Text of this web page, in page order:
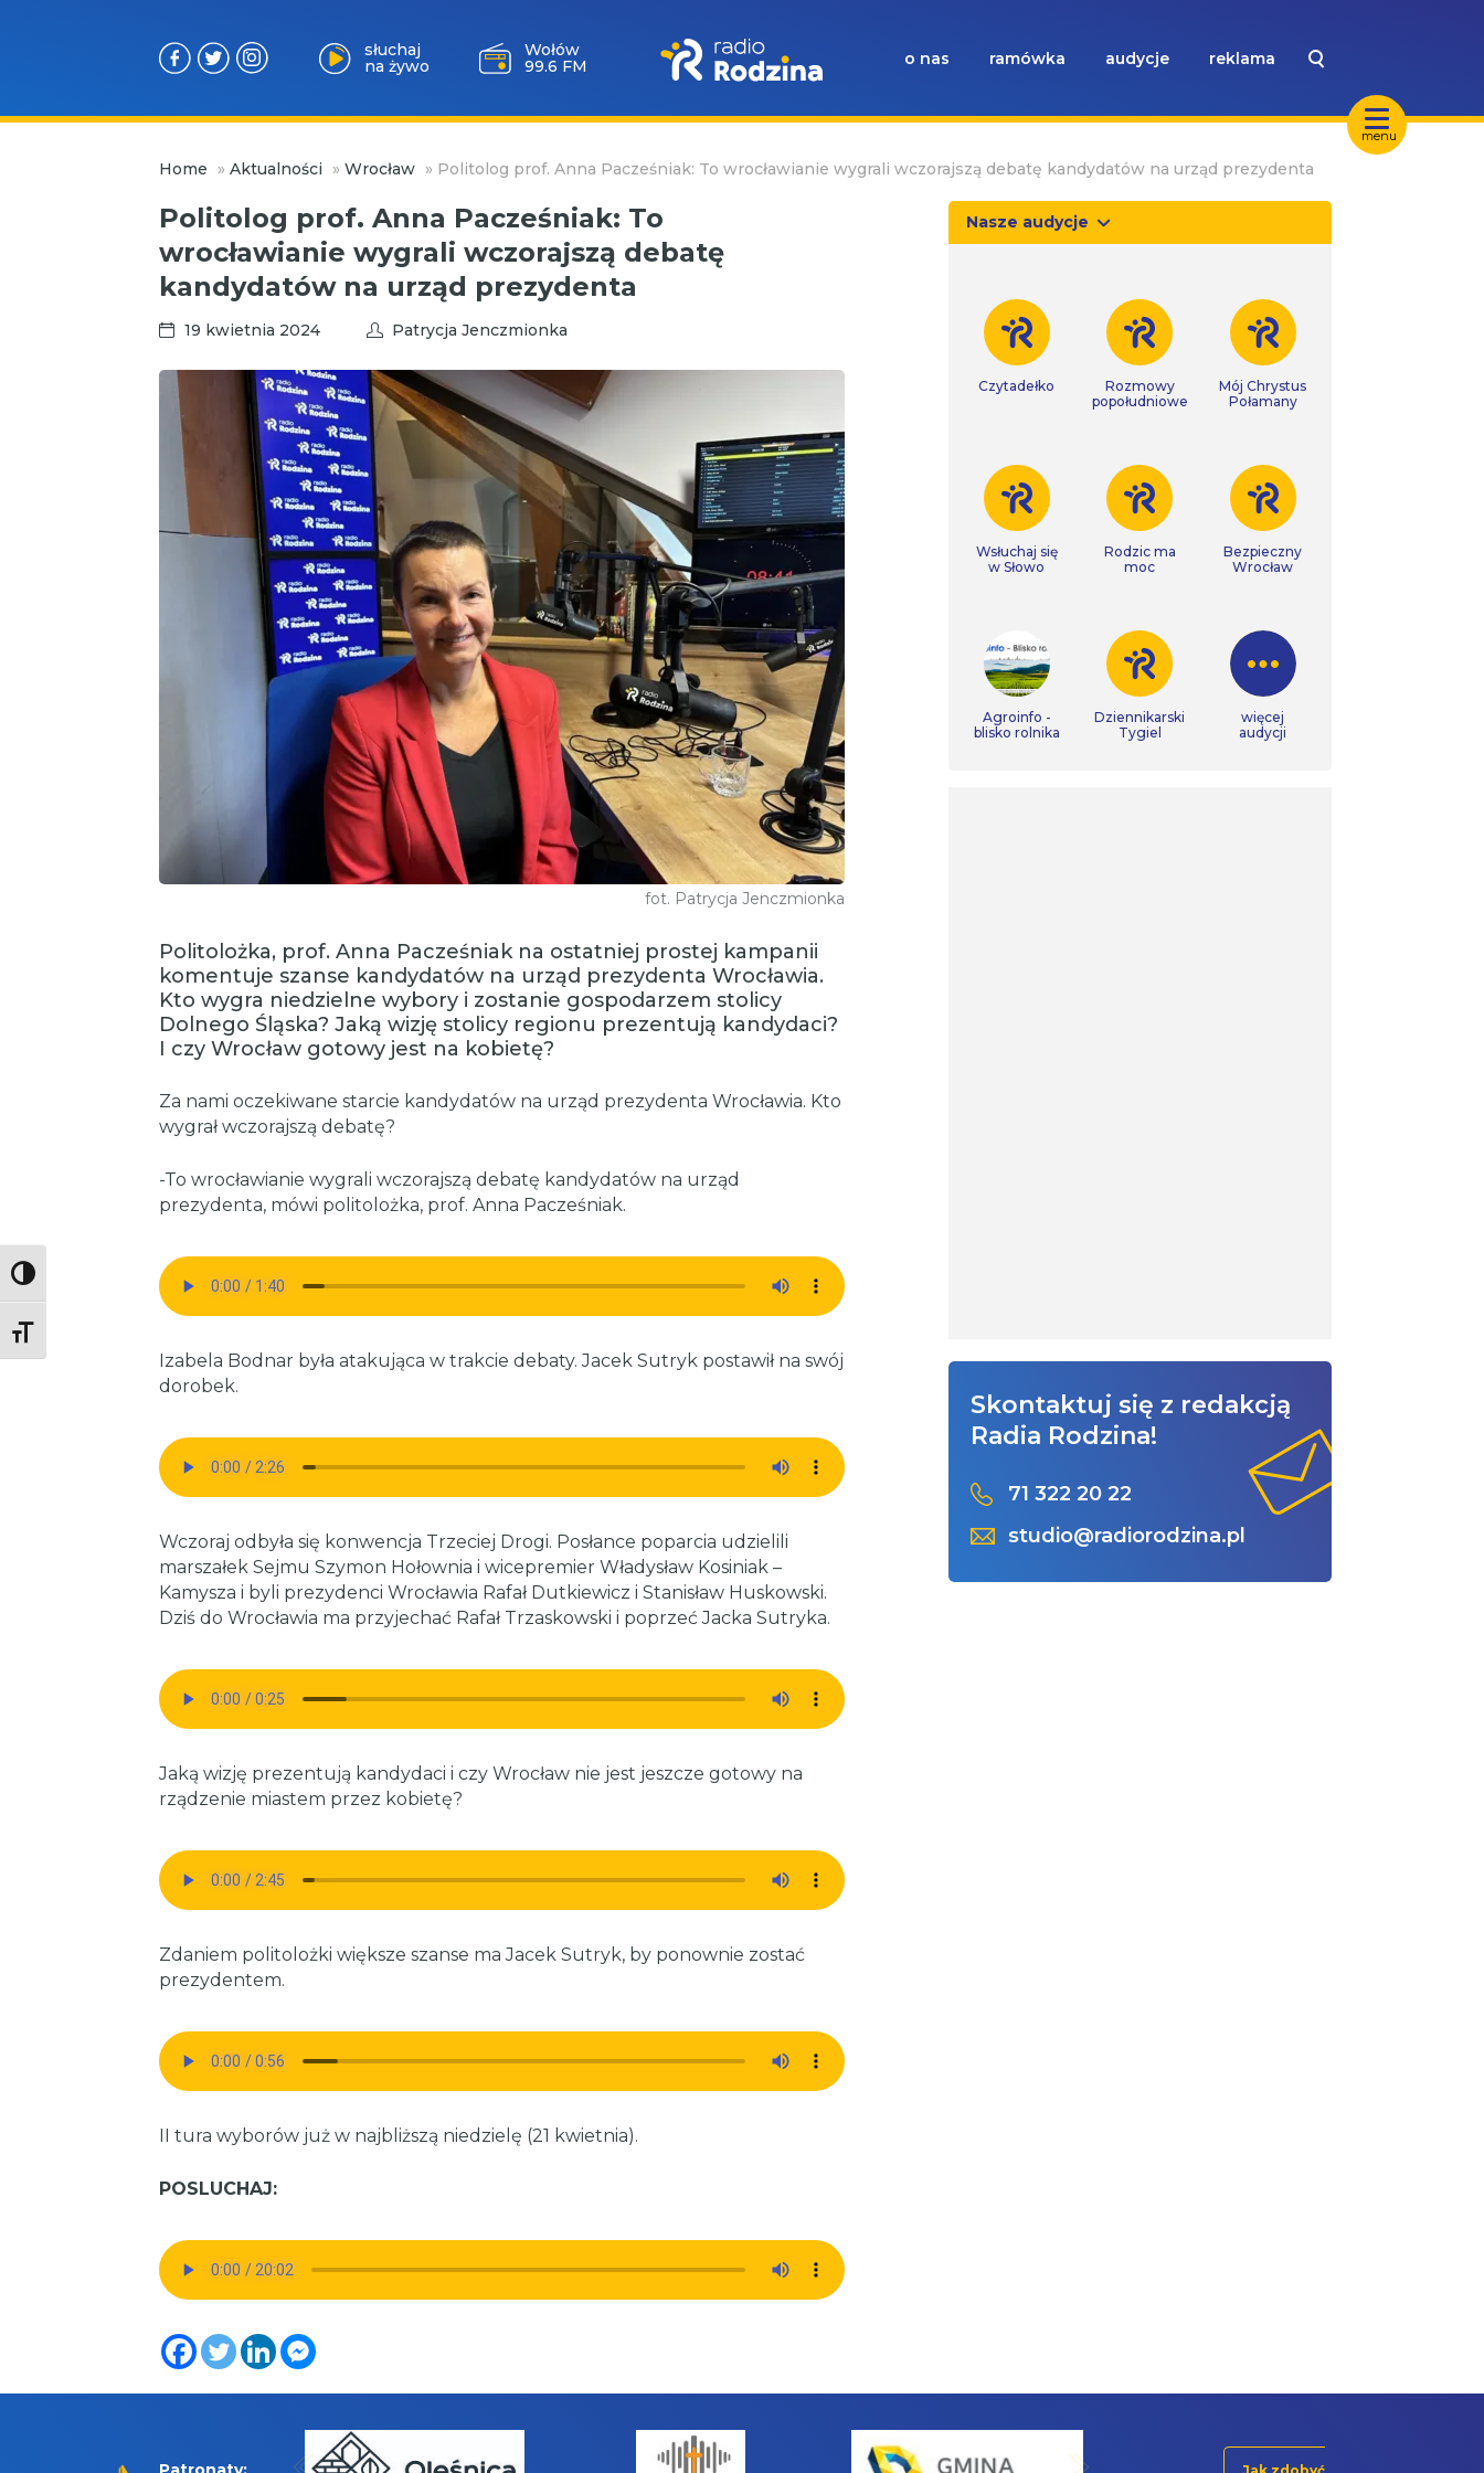
Toggle High Contrast
Toggle Font size
menu
słuchaj
na żywo
Wołów
99.6 FM
o nas ramówka audycje reklama
Home » Aktualności » Wrocław » Politolog prof. Anna Pacześniak: To wrocławianie wygrali wczorajszą debatę kandydatów na urząd prezydenta
Politolog prof. Anna Pacześniak: To
wrocławianie wygrali wczorajszą debatę
kandydatów na urząd prezydenta
19 kwietnia 2024 Patrycja Jenczmionka
fot. Patrycja Jenczmionka
Politolożka, prof. Anna Pacześniak na ostatniej prostej kampanii
komentuje szanse kandydatów na urząd prezydenta Wrocławia.
Kto wygra niedzielne wybory i zostanie gospodarzem stolicy
Dolnego Śląska? Jaką wizję stolicy regionu prezentują kandydaci?
I czy Wrocław gotowy jest na kobietę?
Za nami oczekiwane starcie kandydatów na urząd prezydenta Wrocławia. Kto
wygrał wczorajszą debatę?
-To wrocławianie wygrali wczorajszą debatę kandydatów na urząd
prezydenta, mówi politolożka, prof. Anna Pacześniak.
Izabela Bodnar była atakująca w trakcie debaty. Jacek Sutryk postawił na swój
dorobek.
Wczoraj odbyła się konwencja Trzeciej Drogi. Posłance poparcia udzielili
marszałek Sejmu Szymon Hołownia i wicepremier Władysław Kosiniak –
Kamysza i byli prezydenci Wrocławia Rafał Dutkiewicz i Stanisław Huskowski.
Dziś do Wrocławia ma przyjechać Rafał Trzaskowski i poprzeć Jacka Sutryka.
Jaką wizję prezentują kandydaci i czy Wrocław nie jest jeszcze gotowy na
rządzenie miastem przez kobietę?
Zdaniem politolożki większe szanse ma Jacek Sutryk, by ponownie zostać
prezydentem.
II tura wyborów już w najbliższą niedzielę (21 kwietnia).
POSLUCHAJ:
Nasze audycje
Czytadełko
Rozmowy
popołudniowe
Mój Chrystus
Połamany
Wsłuchaj się
w Słowo
Rodzic ma
moc
Bezpieczny
Wrocław
Agroinfo -
blisko rolnika
Dziennikarski
Tygiel
więcej
audycji
Skontaktuj się z redakcją
Radia Rodzina!
71 322 20 22
studio@radiorodzina.pl